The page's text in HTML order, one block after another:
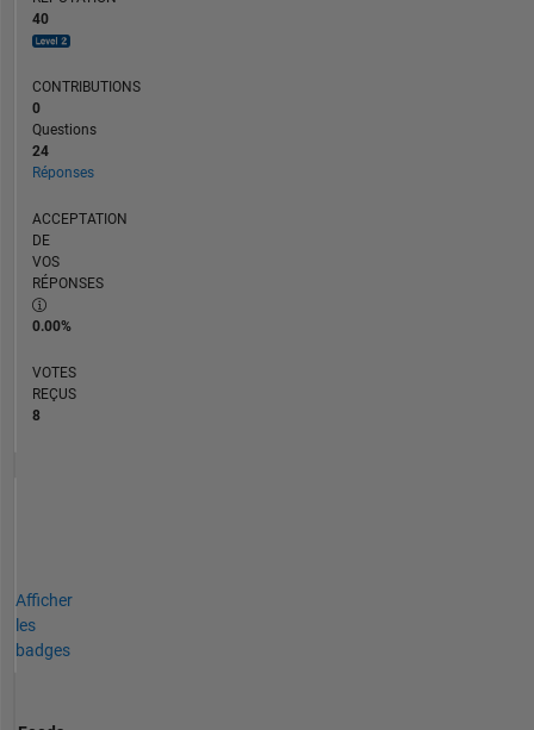
40
CONTRIBUTIONS
0
Questions
24
Réponses
ACCEPTATION
DE
VOS
RÉPONSES
0.00%
VOTES
REÇUS
8
Afficher
les
badges